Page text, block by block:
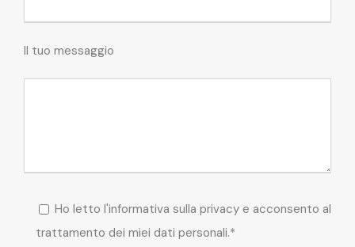
Il tuo messaggio
Ho letto l'informativa sulla privacy e acconsento al
trattamento dei miei dati personali.*